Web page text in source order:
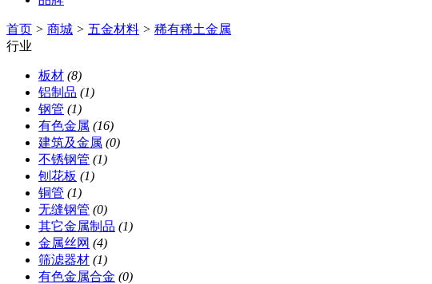
首页 > 商城 > 五金材料 > 稀有稀土金属
行业
板材 (8)
铝制品 (1)
钢管 (1)
有色金属 (16)
建筑及金属 (0)
不锈钢管 (1)
刨花板 (1)
铜管 (1)
无缝钢管 (0)
其它金属制品 (1)
金属丝网 (4)
筛滤器材 (1)
有色金属合金 (0)